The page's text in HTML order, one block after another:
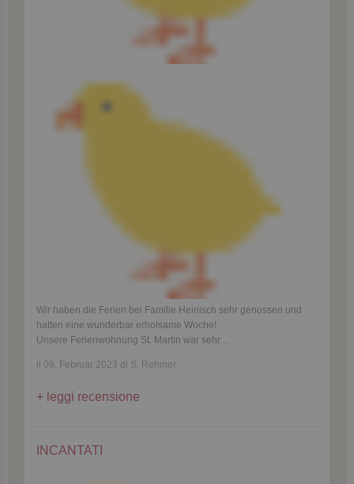
Wir haben die Ferien bei Familie Heinisch sehr genossen und
hatten eine wunderbar erholsame Woche!
Unsere Ferienwohnung St. Martin war sehr ...
il 09. Februar 2023 di S. Rehmer
leggi recensione
INCANTATI